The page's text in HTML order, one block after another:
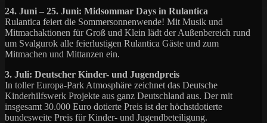
24. Juni – 25. Juni: Midsommar Days in Rulantica
Rulantica feiert die Sommersonnenwende! Mit Musik und
Mitmachaktionen für Groß und Klein lädt der Außenbereich rund
um Svalgurok alle feierlustigen Rulantica Gäste und zum
Mitmachen und Mittanzen ein.
3. Juli: Deutscher Kinder- und Jugendpreis
In toller Europa-Park Atmosphäre zeichnet das Deutsche
Kinderhilfswerk Projekte aus ganz Deutschland aus. Der mit
insgesamt 30.000 Euro dotierte Preis ist der höchstdotierte
bundesweite Preis für Kinder- und Jugendbeteiligung.